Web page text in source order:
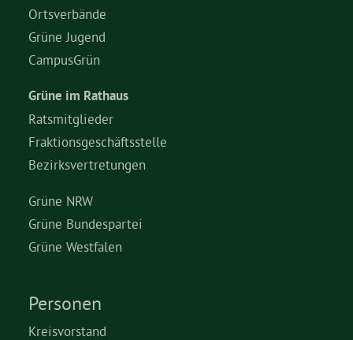
Kommunalpolitik
Engagement-Sprechstunde
Grüne Jugend
CampusGrün
Aktuelles
Termine
Ortsverbände
Grüne Jugend
CampusGrün
Grüne im Rathaus
Ratsmitglieder
Fraktionsgeschäftsstelle
Bezirksvertretungen
Grüne NRW
Grüne Bundespartei
Grüne Westfalen
Personen
Kreisvorstand